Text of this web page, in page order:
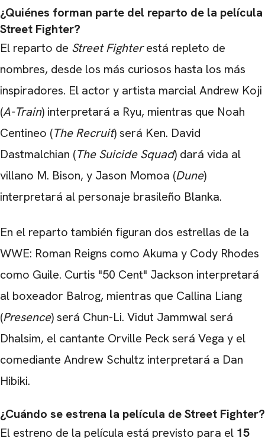
¿Quiénes forman parte del reparto de la película
Street Fighter?
El reparto de Street Fighterestá repleto de
nombres, desde los más curiosos hasta los más
inspiradores. El actor y artista marcial Andrew Koji
(A-Train) interpretará a Ryu, mientras que Noah
Centineo (The Recruit) será Ken. David
Dastmalchian (The Suicide Squad) dará vida al
villano M. Bison, y Jason Momoa (Dune)
interpretará al personaje brasileño Blanka.
En el reparto también figuran dos estrellas de la
WWE: Roman Reigns como Akuma y Cody Rhodes
como Guile. Curtis "50 Cent" Jackson interpretará
al boxeador Balrog, mientras que Callina Liang
(Presence) será Chun-Li. Vidut Jammwal será
Dhalsim, el cantante Orville Peck será Vega y el
comediante Andrew Schultz interpretará a Dan
Hibiki.
¿Cuándo se estrena la película de Street Fighter?
El estreno de la película está previsto para el 15
CARREGANDO PUBLICIDADE